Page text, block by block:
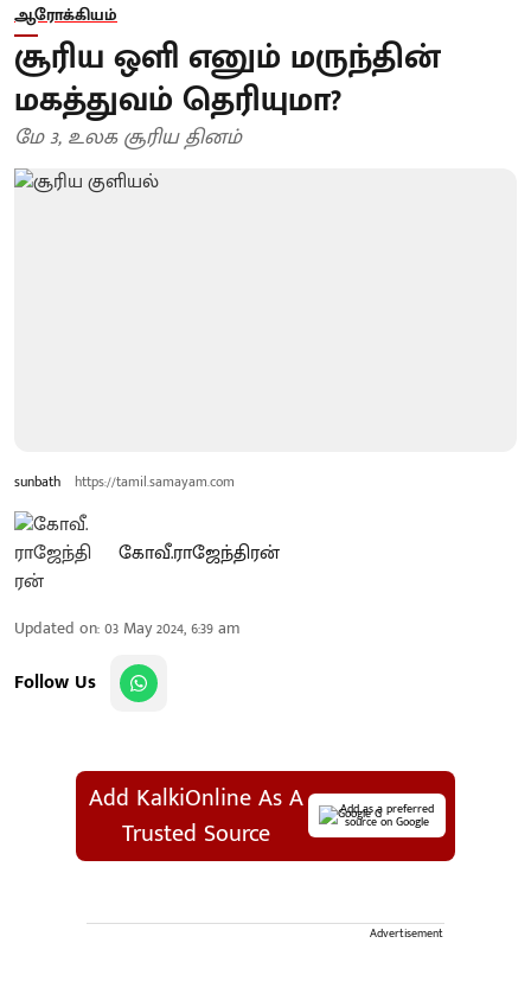
ஆரோக்கியம்
சூரிய ஒளி எனும் மருந்தின்
மகத்துவம் தெரியுமா?
மே 3, உலக சூரிய தினம்
sunbath https://tamil.samayam.com
கோவீ.ராஜேந்திரன்
Updated on:03 May 2024, 6:39 am
Follow Us
Add KalkiOnline As A
Trusted Source
Add as a preferred
source on Google
Advertisement